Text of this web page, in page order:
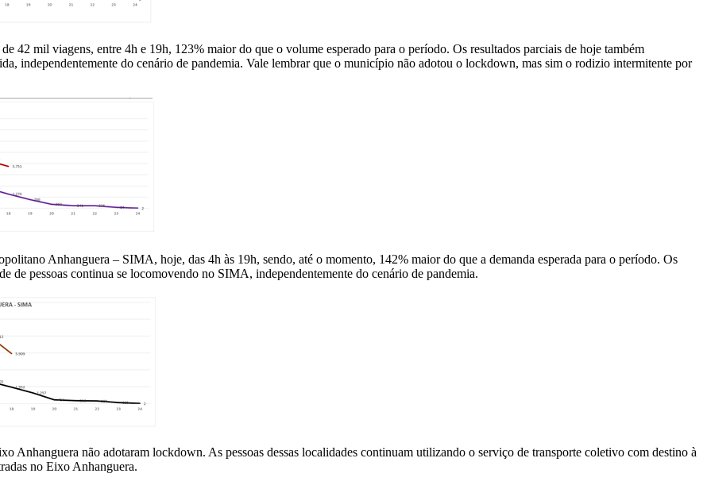
42 mil viagens, entre 4h e 19h, 123% maior do que o volume esperado para o período. Os resultados parciais de hoje também
independentemente do cenário de pandemia. Vale lembrar que o município não adotou o lockdown, mas sim o rodizio intermitente por
Anhanguera – SIMA, hoje, das 4h às 19h, sendo, até o momento, 142% maior do que a demanda esperada para o período. Os
de pessoas continua se locomovendo no SIMA, independentemente do cenário de pandemia.
Anhanguera não adotaram lockdown. As pessoas dessas localidades continuam utilizando o serviço de transporte coletivo com destino à
no Eixo Anhanguera.